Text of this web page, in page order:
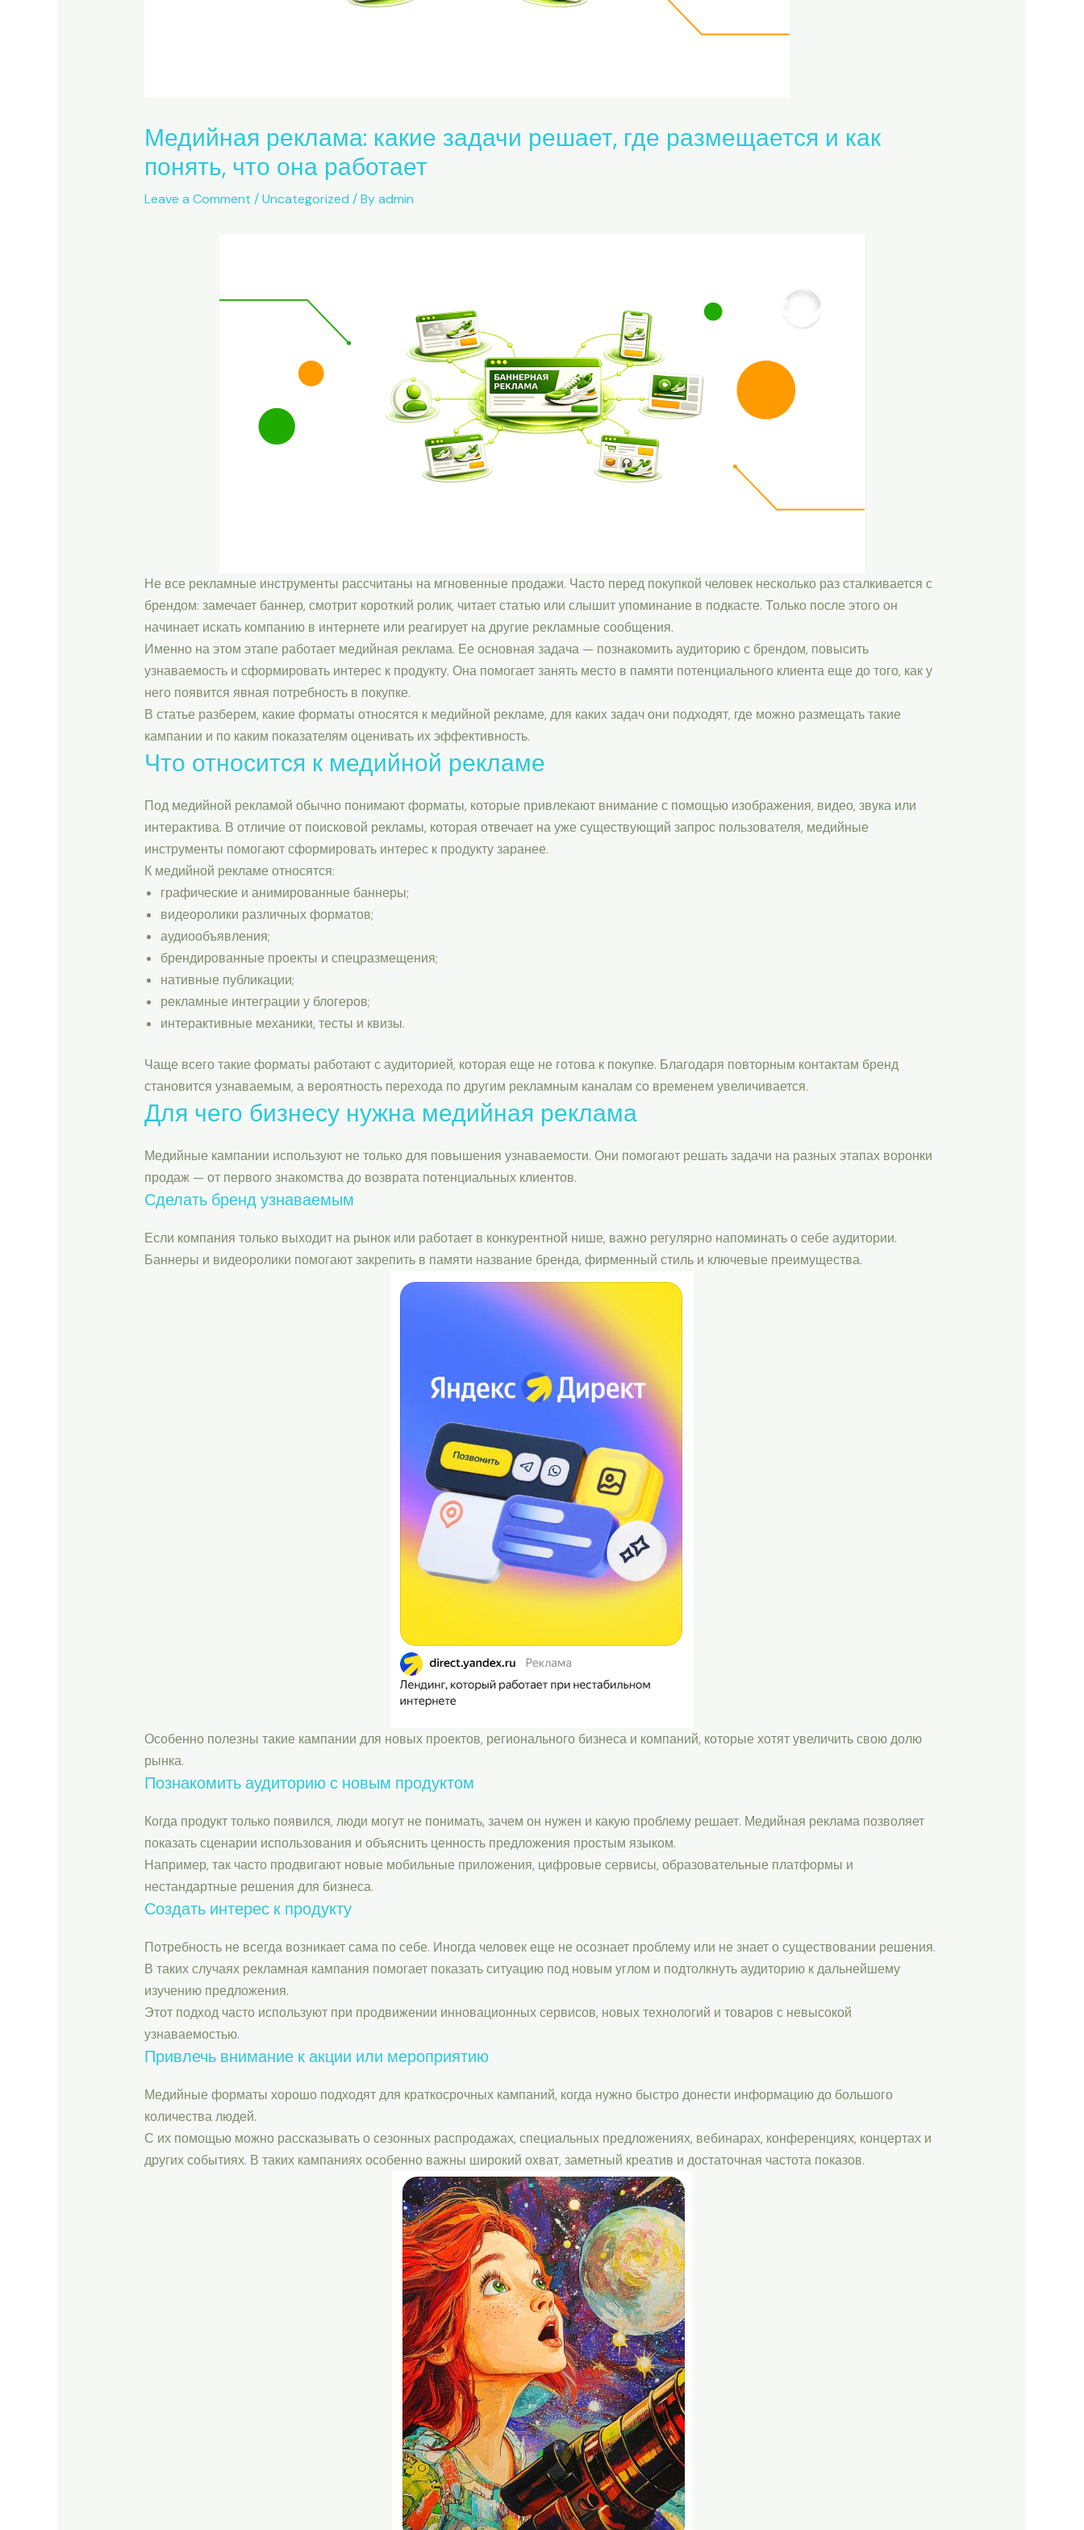
Медийная реклама: какие задачи решает, где размещается и как
понять, что она работает
Leave a Comment /Uncategorized / Byadmin
Не все рекламные инструменты рассчитаны на мгновенные продажи. Часто перед покупкой человек несколько раз сталкивается с
брендом: замечает баннер, смотрит короткий ролик, читает статью или слышит упоминание в подкасте. Только после этого он
начинает искать компанию в интернете или реагирует на другие рекламные сообщения.
Именно на этом этапе работает медийная реклама. Ее основная задача — познакомить аудиторию с брендом, повысить
узнаваемость и сформировать интерес к продукту. Она помогает занять место в памяти потенциального клиента еще до того, как у
него появится явная потребность в покупке.
В статье разберем, какие форматы относятся к медийной рекламе, для каких задач они подходят, где можно размещать такие
кампании и по каким показателям оценивать их эффективность.
Что относится к медийной рекламе
Под медийной рекламой обычно понимают форматы, которые привлекают внимание с помощью изображения, видео, звука или
интерактива. В отличие от поисковой рекламы, которая отвечает на уже существующий запрос пользователя, медийные
инструменты помогают сформировать интерес к продукту заранее.
К медийной рекламе относятся:
графические и анимированные баннеры;
видеоролики различных форматов;
аудиообъявления;
брендированные проекты и спецразмещения;
нативные публикации;
рекламные интеграции у блогеров;
интерактивные механики, тесты и квизы.
Чаще всего такие форматы работают с аудиторией, которая еще не готова к покупке. Благодаря повторным контактам бренд
становится узнаваемым, а вероятность перехода по другим рекламным каналам со временем увеличивается.
Для чего бизнесу нужна медийная реклама
Медийные кампании используют не только для повышения узнаваемости. Они помогают решать задачи на разных этапах воронки
продаж — от первого знакомства до возврата потенциальных клиентов.
Сделать бренд узнаваемым
Если компания только выходит на рынок или работает в конкурентной нише, важно регулярно напоминать о себе аудитории.
Баннеры и видеоролики помогают закрепить в памяти название бренда, фирменный стиль и ключевые преимущества.
Особенно полезны такие кампании для новых проектов, регионального бизнеса и компаний, которые хотят увеличить свою долю
рынка.
Познакомить аудиторию с новым продуктом
Когда продукт только появился, люди могут не понимать, зачем он нужен и какую проблему решает. Медийная реклама позволяет
показать сценарии использования и объяснить ценность предложения простым языком.
Например, так часто продвигают новые мобильные приложения, цифровые сервисы, образовательные платформы и
нестандартные решения для бизнеса.
Создать интерес к продукту
Потребность не всегда возникает сама по себе. Иногда человек еще не осознает проблему или не знает о существовании решения.
В таких случаях рекламная кампания помогает показать ситуацию под новым углом и подтолкнуть аудиторию к дальнейшему
изучению предложения.
Этот подход часто используют при продвижении инновационных сервисов, новых технологий и товаров с невысокой
узнаваемостью.
Привлечь внимание к акции или мероприятию
Медийные форматы хорошо подходят для краткосрочных кампаний, когда нужно быстро донести информацию до большого
количества людей.
С их помощью можно рассказывать о сезонных распродажах, специальных предложениях, вебинарах, конференциях, концертах и
других событиях. В таких кампаниях особенно важны широкий охват, заметный креатив и достаточная частота показов.